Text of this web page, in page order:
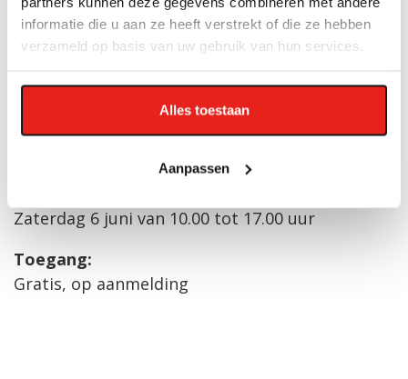
informatie die u aan ze heeft verstrekt of die ze hebben
verzameld op basis van uw gebruik van hun services.
Alles toestaan
Aanpassen
Praktische informatie
Locatie:
Finish Profiles Purmerend
1446 WP Purmerend
Zaterdag 6 juni van 10.00 tot 17.00 uur
Toegang:
Gratis, op aanmelding